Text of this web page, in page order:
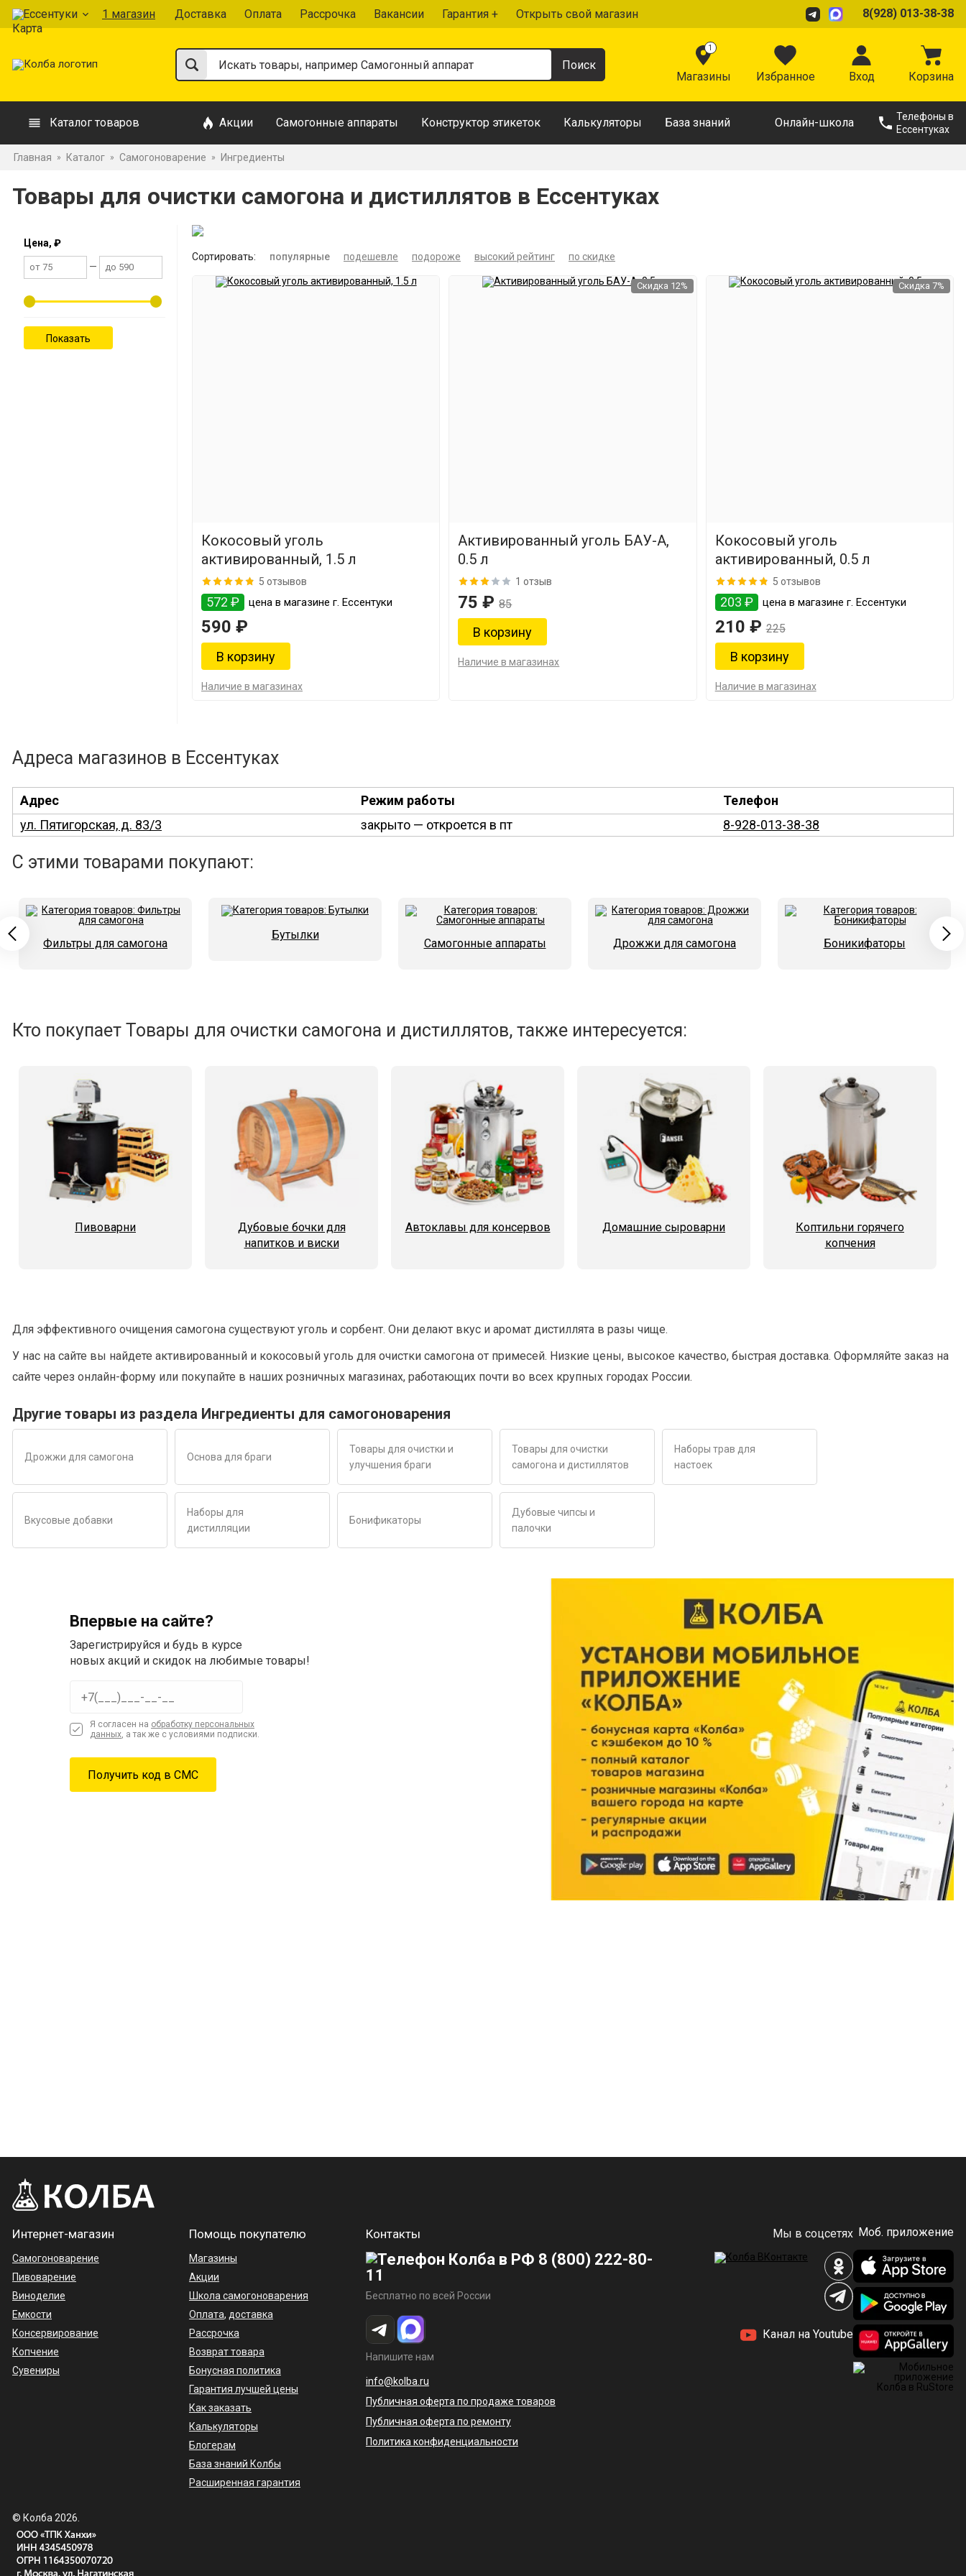
Ессентуки 1 магазин Доставка Оплата Рассрочка Вакансии Гарантия + Открыть свой магазин 8(928) 013-38-38
1
Магазины Избранное Вход Корзина
Каталог товаров Акции Самогонные аппараты Конструктор этикеток Калькуляторы База знаний Онлайн-школа
Телефоны в
Ессентуках
Главная » Каталог » Самогоноварение » Ингредиенты
Товары для очистки самогона и дистиллятов в Ессентуках
Цена, ₽
—
Сортировать: популярные подешевле подороже высокий рейтинг по скидке
Кокосовый уголь
активированный, 1.5 л
5 отзывов
572 ₽ цена в магазине г. Ессентуки
590 ₽
Наличие в магазинах
Скидка 12%
Активированный уголь БАУ-А,
0.5 л
1 отзыв
75 ₽ 85
Наличие в магазинах
Скидка 7%
Кокосовый уголь
активированный, 0.5 л
5 отзывов
203 ₽ цена в магазине г. Ессентуки
210 ₽ 225
Наличие в магазинах
Адреса магазинов в Ессентуках
Адрес Режим работы
Телефон
ул. Пятигорская, д. 83/3
закрыто — откроется в пт 8-928-013-38-38
С этими товарами покупают:
Фильтры для самогона
Бутылки
Самогонные аппараты Дрожжи для самогона Боникифаторы
Кто покупает Товары для очистки самогона и дистиллятов, также интересуется:
Пивоварни
Дубовые бочки для
напитков и виски
Автоклавы для консервов Домашние сыроварни
Коптильни горячего
копчения
Для эффективного очищения самогона существуют уголь и сорбент. Они делают вкус и аромат дистиллята в разы чище.
У нас на сайте вы найдете активированный и кокосовый уголь для очистки самогона от примесей. Низкие цены, высокое качество, быстрая доставка. Оформляйте заказ на
сайте через онлайн-форму или покупайте в наших розничных магазинах, работающих почти во всех крупных городах России.
Другие товары из раздела Ингредиенты для самогоноварения
Дрожжи для самогона Основа для браги
Товары для очистки и
улучшения браги
Товары для очистки
самогона и дистиллятов
Наборы трав для
настоек
Вкусовые добавки
Наборы для
дистилляции
Бонификаторы
Дубовые чипсы и
палочки
Впервые на сайте?
Зарегистрируйся и будь в курсе
новых акций и скидок на любимые товары!
Я согласен на обработку персональных
данных, а так же с условиями подписки.
Интернет-магазин
Самогоноварение
Пивоварение
Виноделие
Емкости
Консервирование
Копчение
Сувениры
Помощь покупателю
Магазины
Акции
Школа самогоноварения
Оплата, доставка
Рассрочка
Возврат товара
Бонусная политика
Гарантия лучшей цены
Как заказать
Калькуляторы
Блогерам
База знаний Колбы
Расширенная гарантия
Контакты
8 (800) 222-80-
11
Бесплатно по всей России
Напишите нам
info@kolba.ru
Публичная оферта по продаже товаров
Публичная оферта по ремонту
Политика конфиденциальности
Мы в соцсетях
Канал на Youtube
Моб. приложение
© Колба 2026.